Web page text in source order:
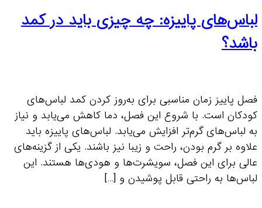
لباس‌های پاییزه: چه چیزی باید در کمد
باشد؟
فصل پاییز زمان مناسبی برای به‌روز کردن کمد لباس‌های
کودکان است. با شروع این فصل، دما کاهش می‌یابد و نیاز
به لباس‌های گرم‌تر افزایش می‌یابد. لباس‌های پاییزه باید
علاوه بر گرم بودن، راحت و زیبا نیز باشند. یکی از گزینه‌های
عالی برای این فصل، سویشرت‌ها و هودی‌ها هستند. این
لباس‌ها به راحتی قابل پوشیدن و […]